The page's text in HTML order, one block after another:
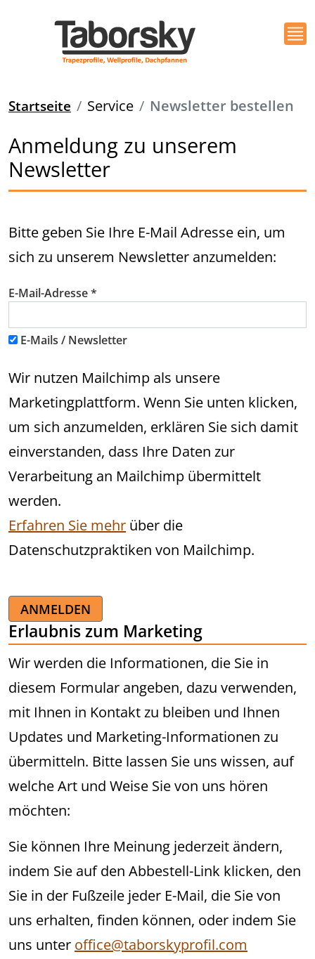
Startseite Service Newsletter bestellen
Anmeldung zu unserem
Newsletter
Bitte geben Sie Ihre E-Mail Adresse ein, um
sich zu unserem Newsletter anzumelden:
E-Mail-Adresse*
E-Mails / Newsletter
Wir nutzen Mailchimp als unsere
Marketingplattform. Wenn Sie unten klicken,
um sich anzumelden, erklären Sie sich damit
einverstanden, dass Ihre Daten zur
Verarbeitung an Mailchimp übermittelt
werden.
Erfahren Sie mehr über die
Datenschutzpraktiken von Mailchimp.
Erlaubnis zum Marketing
Wir werden die Informationen, die Sie in
diesem Formular angeben, dazu verwenden,
mit Ihnen in Kontakt zu bleiben und Ihnen
Updates und Marketing-Informationen zu
übermitteln. Bitte lassen Sie uns wissen, auf
welche Art und Weise Sie von uns hören
möchten:
Sie können Ihre Meinung jederzeit ändern,
indem Sie auf den Abbestell-Link klicken, den
Sie in der Fußzeile jeder E-Mail, die Sie von
uns erhalten, finden können, oder indem Sie
uns unter office@taborskyprofil.com